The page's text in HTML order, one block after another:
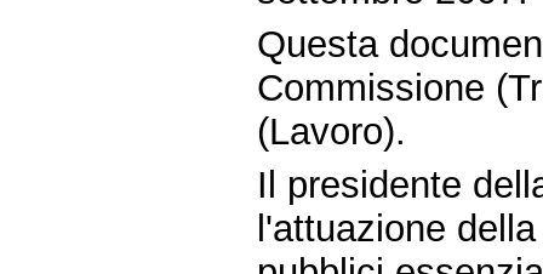
Questa
Commissione
(Lavoro).
Il presidente
l'attuazione